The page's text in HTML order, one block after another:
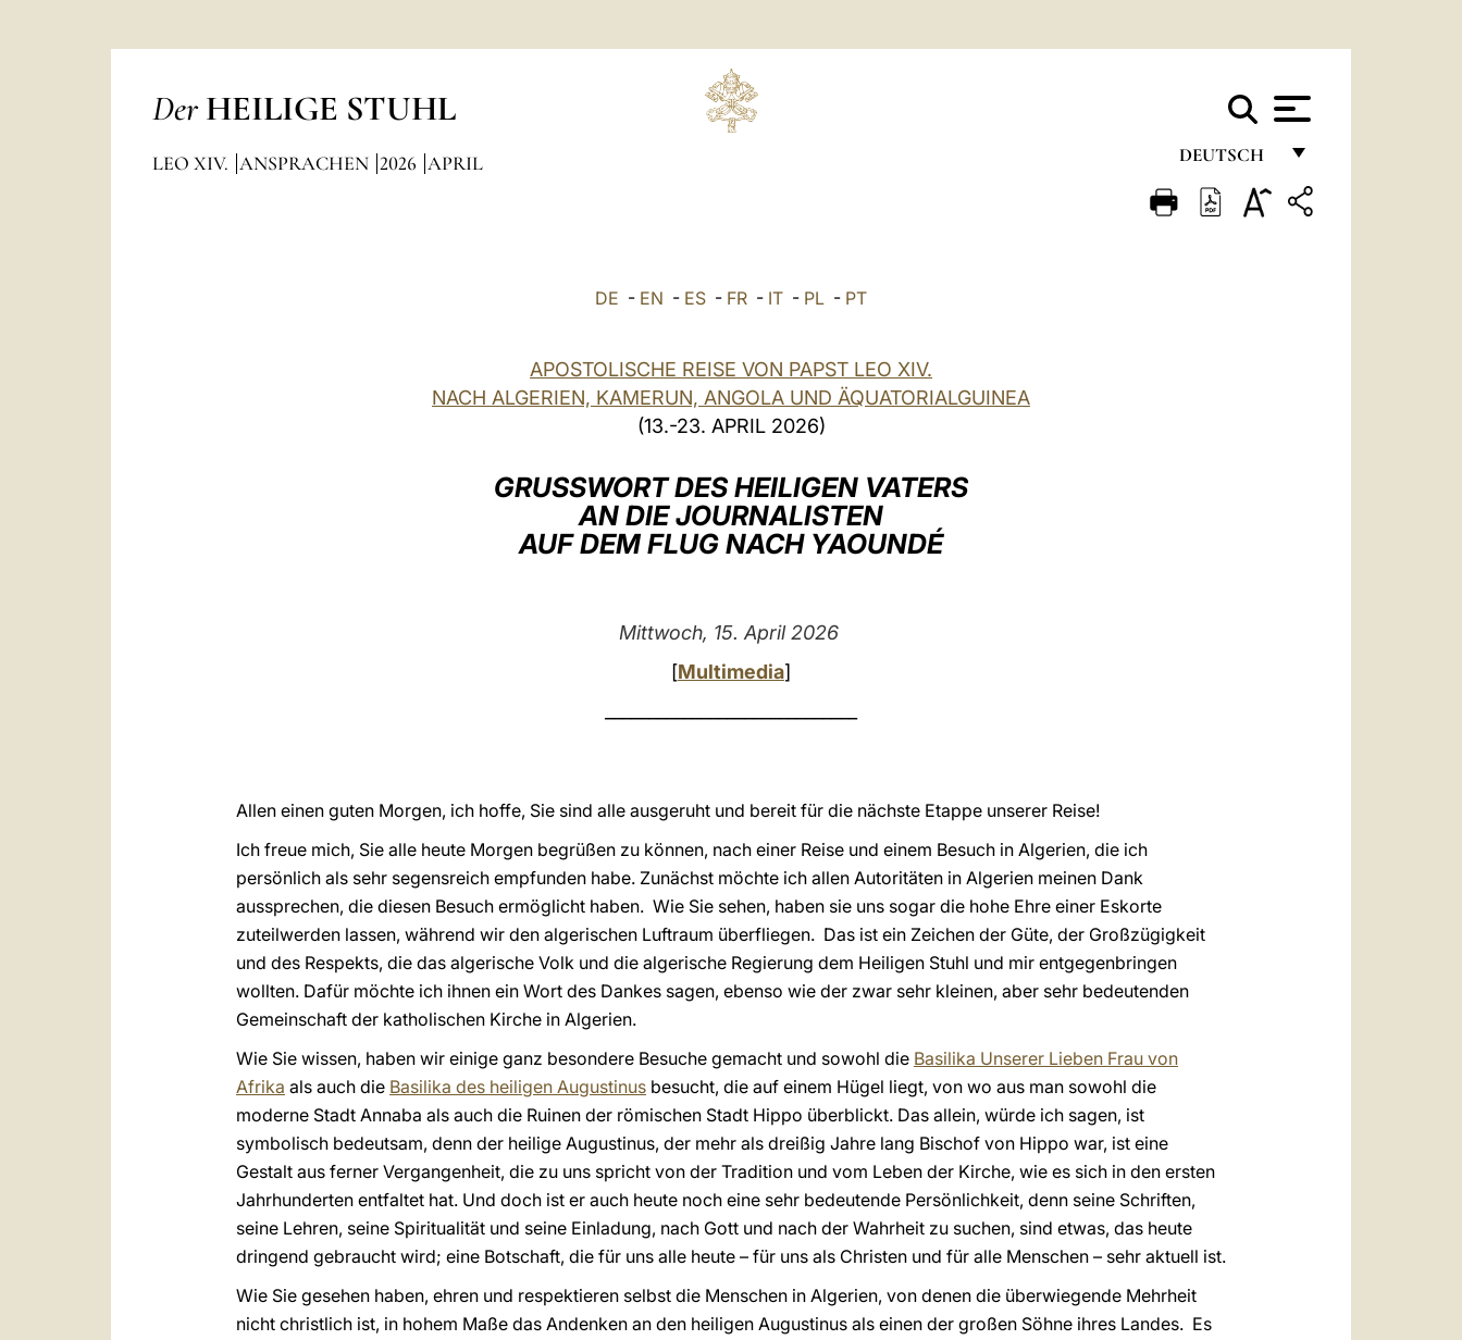
Der HEILIGE STUHL
DEUTSCH
FRANÇAIS
LEO XIV. ANSPRACHEN 2026 APRIL
DE - EN - ES - FR - IT - PL - PT
APOSTOLISCHE REISE VON PAPST LEO XIV.
NACH ALGERIEN, KAMERUN, ANGOLA UND ÄQUATORIALGUINEA
(13.-23. APRIL 2026)
GRUSSWORT DES HEILIGEN VATERS
AN DIE JOURNALISTEN
AUF DEM FLUG NACH YAOUNDÉ
Mittwoch, 15. April 2026
[Multimedia]
Allen einen guten Morgen, ich hoffe, Sie sind alle ausgeruht und bereit für die nächste Etappe unserer Reise!
Ich freue mich, Sie alle heute Morgen begrüßen zu können, nach einer Reise und einem Besuch in Algerien, die ich
persönlich als sehr segensreich empfunden habe. Zunächst möchte ich allen Autoritäten in Algerien meinen Dank
aussprechen, die diesen Besuch ermöglicht haben. Wie Sie sehen, haben sie uns sogar die hohe Ehre einer Eskorte
zuteilwerden lassen, während wir den algerischen Luftraum überfliegen. Das ist ein Zeichen der Güte, der Großzügigkeit
und des Respekts, die das algerische Volk und die algerische Regierung dem Heiligen Stuhl und mir entgegenbringen
wollten. Dafür möchte ich ihnen ein Wort des Dankes sagen, ebenso wie der zwar sehr kleinen, aber sehr bedeutenden
Gemeinschaft der katholischen Kirche in Algerien.
Wie Sie wissen, haben wir einige ganz besondere Besuche gemacht und sowohl die Basilika Unserer Lieben Frau von
Afrika als auch die Basilika des heiligen Augustinus besucht, die auf einem Hügel liegt, von wo aus man sowohl die
moderne Stadt Annaba als auch die Ruinen der römischen Stadt Hippo überblickt. Das allein, würde ich sagen, ist
symbolisch bedeutsam, denn der heilige Augustinus, der mehr als dreißig Jahre lang Bischof von Hippo war, ist eine
Gestalt aus ferner Vergangenheit, die zu uns spricht von der Tradition und vom Leben der Kirche, wie es sich in den ersten
Jahrhunderten entfaltet hat. Und doch ist er auch heute noch eine sehr bedeutende Persönlichkeit, denn seine Schriften,
seine Lehren, seine Spiritualität und seine Einladung, nach Gott und nach der Wahrheit zu suchen, sind etwas, das heute
dringend gebraucht wird; eine Botschaft, die für uns alle heute – für uns als Christen und für alle Menschen – sehr aktuell ist.
Wie Sie gesehen haben, ehren und respektieren selbst die Menschen in Algerien, von denen die überwiegende Mehrheit
nicht christlich ist, in hohem Maße das Andenken an den heiligen Augustinus als einen der großen Söhne ihres Landes. Es